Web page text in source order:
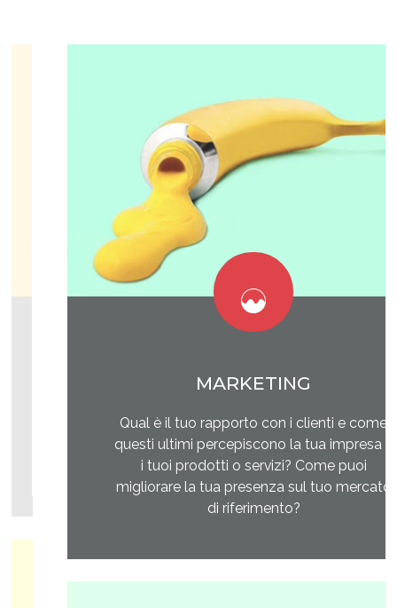
MARKETING
Qual è il tuo rapporto con i clienti e come
questi ultimi percepiscono la tua impresa e
i tuoi prodotti o servizi? Come puoi
migliorare la tua presenza sul tuo mercato
di riferimento?